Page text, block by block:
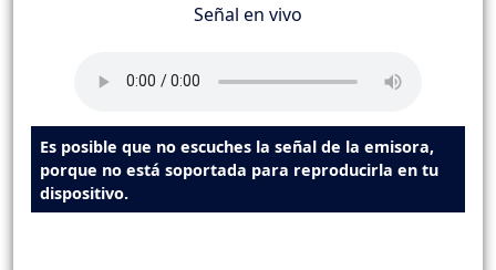
Señal en vivo
Es posible que no escuches la señal de la emisora,
porque no está soportada para reproducirla en tu
dispositivo.